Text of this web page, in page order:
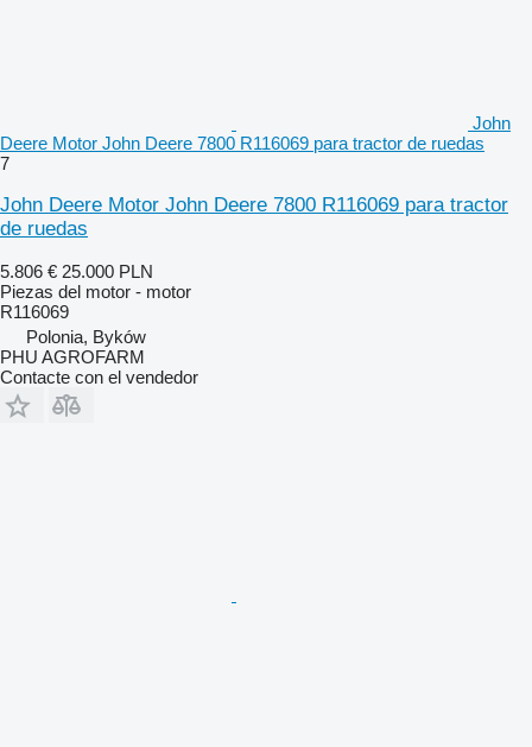
John
Deere Motor John Deere 7800 R116069 para tractor de ruedas
7
John Deere Motor John Deere 7800 R116069 para tractor
de ruedas
5.806 € 25.000 PLN
Piezas del motor - motor
R116069
Polonia, Byków
PHU AGROFARM
Contacte con el vendedor